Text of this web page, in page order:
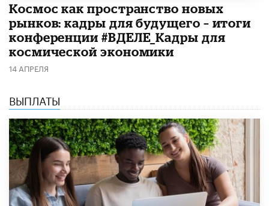
Космос как пространство новых
рынков: кадры для будущего – итоги
конференции #ВДЕЛЕ_Кадры для
космической экономики
14 АПРЕЛЯ
ВЫПЛАТЫ